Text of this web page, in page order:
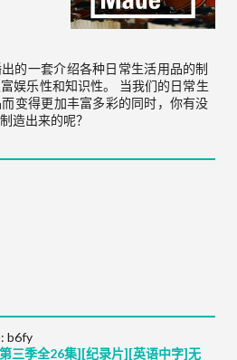
的一套介绍各种日常生活用品的制
娱乐性和知识性。 当我们的日常生
变得更加丰富多彩的同时，你有没
造出来的呢？
三季全26集][纪录片][英语中字]无
b6fy